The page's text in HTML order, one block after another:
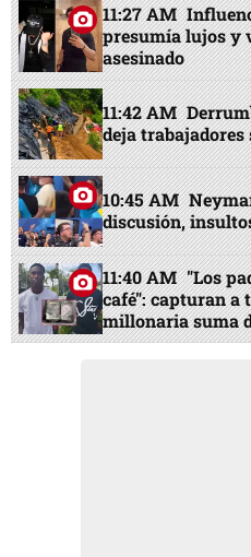
11:27 AM
presumía lujos y
asesinado
11:42 AM
deja trabajadores
10:45 AM
discusión,
11:40 AM "Los
café": capturan a
millonaria suma